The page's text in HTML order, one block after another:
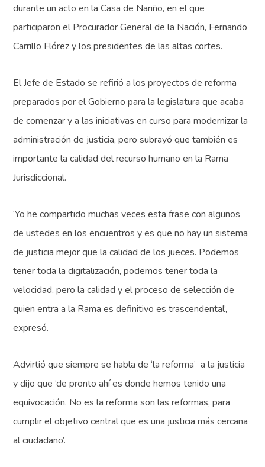
durante un acto en la Casa de Nariño, en el que
participaron el Procurador General de la Nación, Fernando
Carrillo Flórez y los presidentes de las altas cortes.
El Jefe de Estado se refirió a los proyectos de reforma
preparados por el Gobierno para la legislatura que acaba
de comenzar y a las iniciativas en curso para modernizar la
administración de justicia, pero subrayó que también es
importante la calidad del recurso humano en la Rama
Jurisdiccional.
‘Yo he compartido muchas veces esta frase con algunos
de ustedes en los encuentros y es que no hay un sistema
de justicia mejor que la calidad de los jueces. Podemos
tener toda la digitalización, podemos tener toda la
velocidad, pero la calidad y el proceso de selección de
quien entra a la Rama es definitivo es trascendental’,
expresó.
Advirtió que siempre se habla de ‘la reforma’ a la justicia
y dijo que ‘de pronto ahí es donde hemos tenido una
equivocación. No es la reforma son las reformas, para
cumplir el objetivo central que es una justicia más cercana
al ciudadano’.